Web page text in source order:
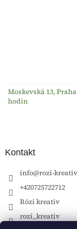
Moskevská 13, Praha
hodin
Kontakt
info@rozi-
+420725722712
Rózi kreativ
rozi_kreativ